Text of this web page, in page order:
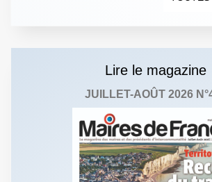
Lire le magazine
JUILLET-AOÛT 2026